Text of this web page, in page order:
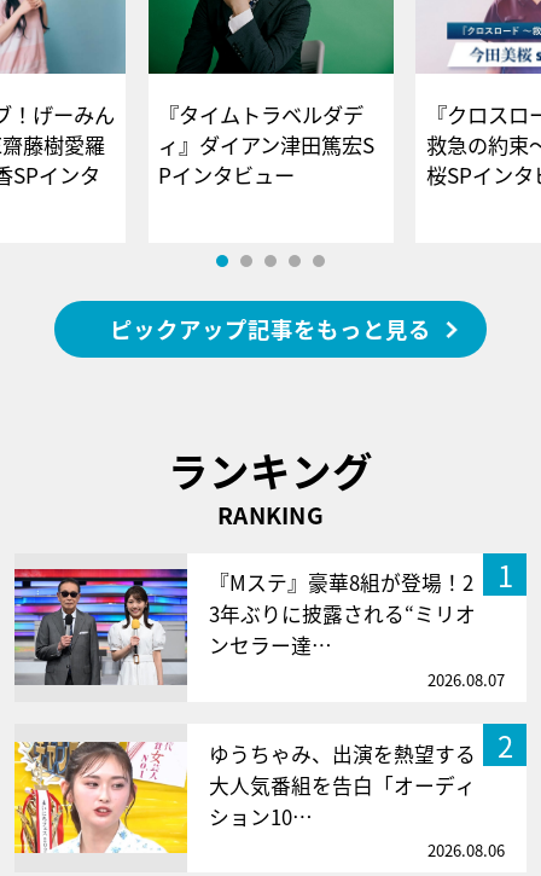
！げーみん
藤樹愛羅
SPインタ
『タイムトラベルダデ
ィ』ダイアン津田篤宏S
Pインタビュー
『クロス
救急の約束
桜SPイ
ピックアップ記事をもっと見る
ランキング
RANKING
1
『Mステ』豪華8組が登場！2
3年ぶりに披露される“ミリオ
ンセラー達…
2026.08.07
2
ゆうちゃみ、出演を熱望する
大人気番組を告白「オーディ
ション10…
2026.08.06